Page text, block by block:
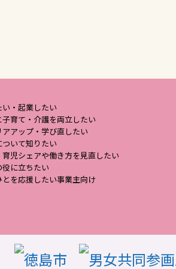
・起業したい
子育て・介護を両立したい
アアップ・学び直したい
いて知りたい
育児シェアや働き方を見直したい
に立ちたい
とを応援したい事業主向け